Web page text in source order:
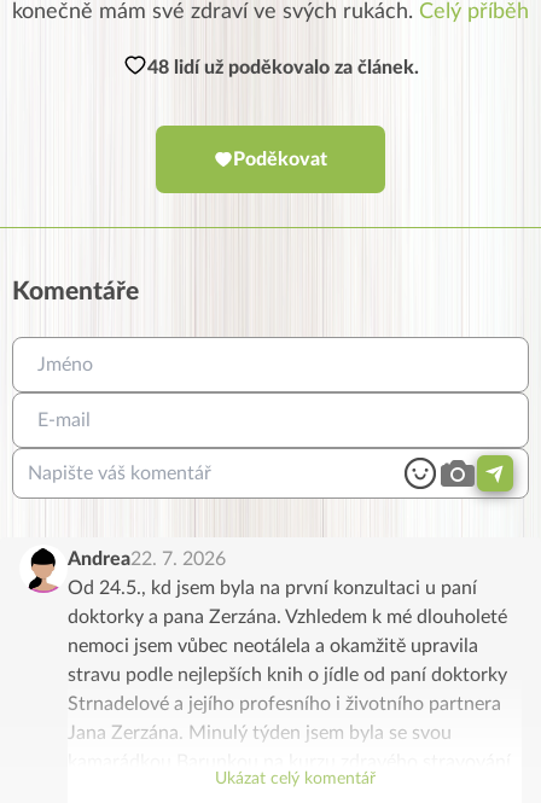
konečně mám své zdraví ve svých rukách. Celý příběh
48 lidí už poděkovalo za článek.
Poděkovat
Komentáře
Andrea22. 7. 2026
Od 24.5., kd jsem byla na první konzultaci u paní
doktorky a pana Zerzána. Vzhledem k mé dlouholeté
nemoci jsem vůbec neotálela a okamžitě upravila
stravu podle nejlepších knih o jídle od paní doktorky
Strnadelové a jejího profesního i životního partnera
Jana Zerzána. Minulý týden jsem byla se svou
v Malé Úpě. Byl to nádherný týden plný skvělých
Ukázat celý komentář